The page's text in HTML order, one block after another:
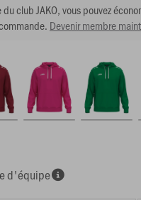
club JAKO, vous pouvez
Devenir membre
d'équipe